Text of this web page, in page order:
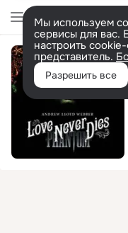
Мы используем
сервисы для вас.
настроить
представитель.
Разрешить все